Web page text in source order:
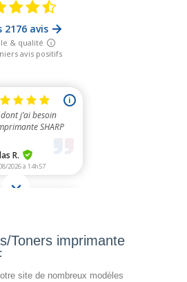
Toners imprimante
site de nombreux modèles